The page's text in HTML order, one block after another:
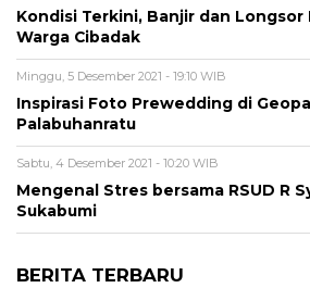
Kondisi Terkini, Banjir dan Longsor
Warga Cibadak
Minggu, 5 Desember 2021 - 19:10 WIB
Inspirasi Foto Prewedding di
Palabuhanratu
Sabtu, 4 Desember 2021 - 10:20 WIB
Mengenal Stres bersama RSUD R
Sukabumi
BERITA TERBARU